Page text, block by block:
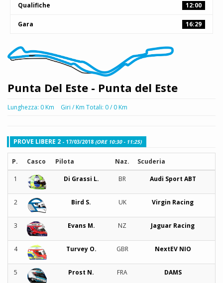
Qualifiche 12:00
Gara 16:29
Punta Del Este - Punta del Este
Lunghezza: 0 Km Giri / Km Totali: 0 / 0 Km
PROVE LIBERE 2 - 17/03/2018 (ORE 10:30 - 11:25)
P. Casco Pilota Naz. Scuderia
1 Di Grassi L. BR Audi Sport ABT
2 Bird S. UK Virgin Racing
3 Evans M. NZ Jaguar Racing
4 Turvey O. GBR NextEV NIO
5 Prost N. FRA DAMS